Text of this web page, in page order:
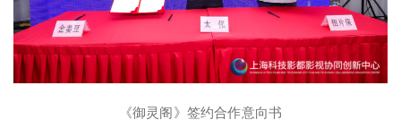
《御灵阁》签约合作意向书